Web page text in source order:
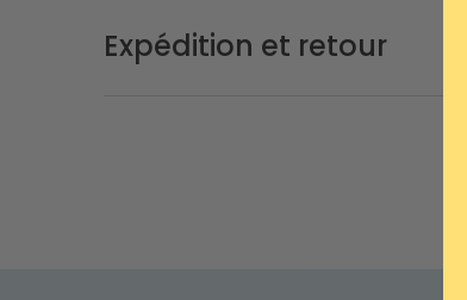
Expédition et retour